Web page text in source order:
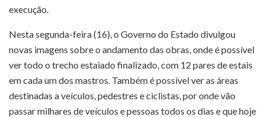
execução.
Nesta segunda-feira (16), o Governo do Estado divulgou
novas imagens sobre o andamento das obras, onde é possível
ver todo o trecho estaiado finalizado, com 12 pares de estais
em cada um dos mastros. Também é possível ver as áreas
destinadas a veículos, pedestres e ciclistas, por onde vão
passar milhares de veículos e pessoas todos os dias e que hoje